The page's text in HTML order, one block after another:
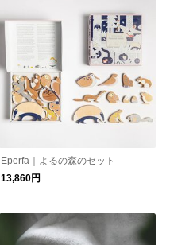
Eperfa｜よるの森のセット
13,860円